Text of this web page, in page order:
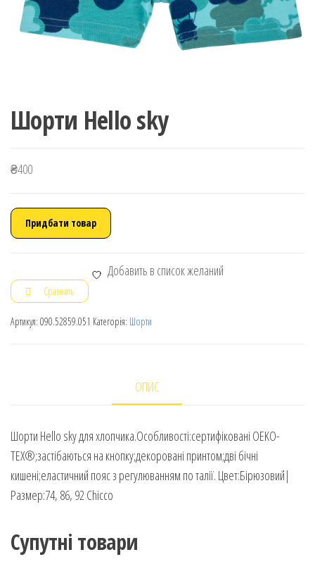
Шорти Hello sky
₴400
Придбати товар
Добавить в список желаний
Сравнить
Артикул: 090.52859.051 Категорія: Шорти
ОПИС
Шорти Hello sky для хлопчика.Особливості:сертифіковані OEKO-
TEX®;застібаються на кнопку;декоровані принтом;дві бічні
кишені;еластичний пояс з регулюванням по талії. Цвет:Бірюзовий|
Размер:74, 86, 92 Chicco
Супутні товари